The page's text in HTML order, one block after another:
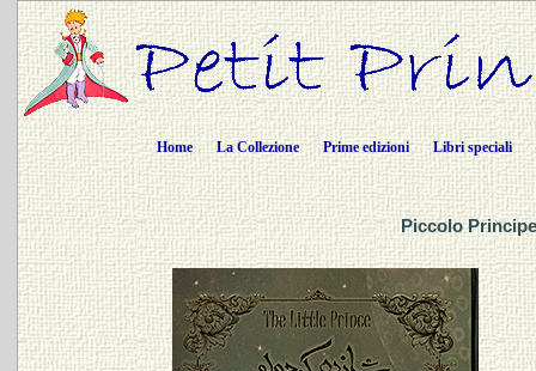
Home La Collezione Prime edizioni Libri speciali
Piccolo